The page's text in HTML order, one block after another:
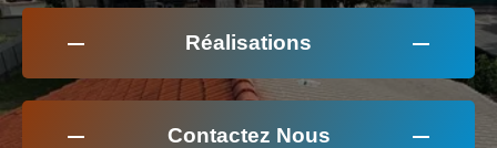
Réalisations
Contactez Nous